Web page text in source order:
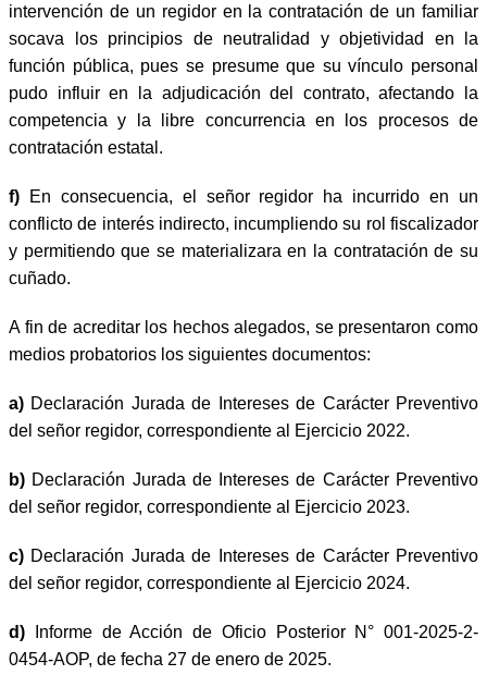
intervención de un regidor en la contratación de un familiar
socava los principios de neutralidad y objetividad en la
función pública, pues se presume que su vínculo personal
pudo influir en la adjudicación del contrato, afectando la
competencia y la libre concurrencia en los procesos de
contratación estatal.
f)
En consecuencia, el señor regidor ha incurrido en un
conflicto de interés indirecto, incumpliendo su rol fiscalizador
y permitiendo que se materializara en la contratación de su
cuñado.
A fin de acreditar los hechos alegados, se presentaron como
medios probatorios los siguientes documentos:
a) Declaración Jurada de Intereses de Carácter Preventivo
del señor regidor, correspondiente al Ejercicio 2022.
b) Declaración Jurada de Intereses de Carácter Preventivo
del señor regidor, correspondiente al Ejercicio 2023.
c) Declaración Jurada de Intereses de Carácter Preventivo
del señor regidor, correspondiente al Ejercicio 2024.
d)
Informe de Acción de Oficio Posterior N° 001-2025-2-
0454-AOP, de fecha 27 de enero de 2025.